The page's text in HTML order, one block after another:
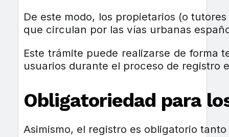
De este modo, los propietarios (o
que circulan por las vías urbanas
Este trámite puede realizarse de forma
usuarios durante el proceso de registro
Obligatoriedad para
Asimismo, el registro es obligatorio